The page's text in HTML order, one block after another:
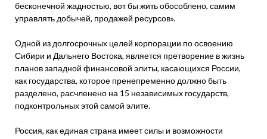
бесконечной жадностью, вот бы жить обособлено, самим
управлять добычей, продажей ресурсов».
Одной из долгосрочных целей корпорации по освоению
Сибири и Дальнего Востока, является претворение в жизнь
планов западной финансовой элиты, касающихся России,
как государства, которое пренепременно должно быть
разделено, расчленено на 15 независимых государств,
подконтрольных этой самой элите.
Россия, как единая страна имеет силы и возможности